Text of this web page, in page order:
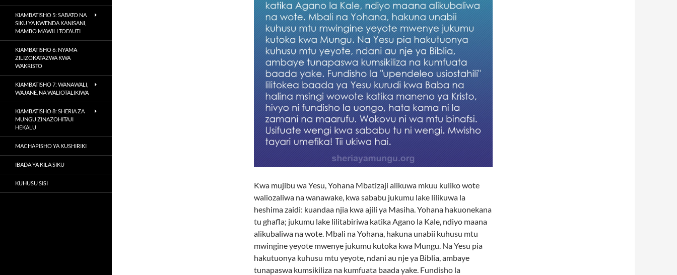
Kwa mujibu wa Yesu, Yohana Mbatizaji alikuwa mkuu kuliko wote
waliozaliwa na wanawake, kwa sababu jukumu lake lilikuwa la
heshima zaidi: kuandaa njia kwa ajili ya Masiha. Yohana hakuonekana
tu ghafla; jukumu lake lilitabiriwa katika Agano la Kale, ndiyo maana
alikubaliwa na wote. Mbali na Yohana, hakuna unabii kuhusu mtu
mwingine yeyote mwenye jukumu kutoka kwa Mungu. Na Yesu pia
hakutuonya kuhusu mtu yeyote, ndani au nje ya Biblia, ambaye
tunapaswa kumsikiliza na kumfuata baada yake. Fundisho la
KIAMBATISHO 5: SABATO NA
SIKU YA KWENDA KANISANI,
MAMBO MAWILI TOFAUTI
KIAMBATISHO 6: NYAMA
ZILIZOKATAZWA KWA
WAKRISTO
KIAMBATISHO 7: WANAWALI,
WAJANE, NA WALIOTALIKIWA
KIAMBATISHO 8: SHERIA ZA
MUNGU ZINAZOHITAJI
HEKALU
MACHAPISHO YA KUSHIRIKI
IBADA YA KILA SIKU
KUHUSU SISI